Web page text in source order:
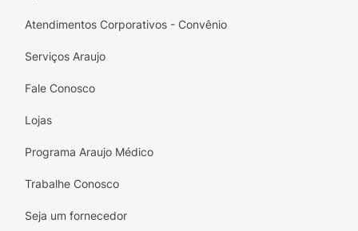
Atendimentos Corporativos - Convênio
Serviços Araujo
Fale Conosco
Lojas
Programa Araujo Médico
Trabalhe Conosco
Seja um fornecedor